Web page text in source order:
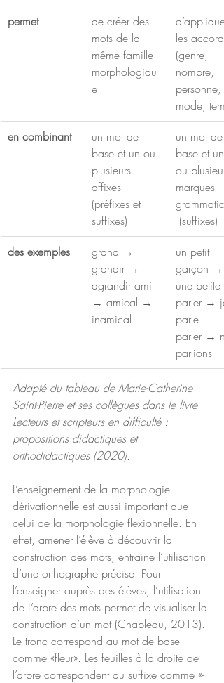
permet
de créer des
mots de la
même famille
morphologiqu
e
d’appliquer
les accords
(genre,
nombre,
personne,
mode,
en combinant
un mot de
base et un ou
plusieurs
affixes
(préfixes et
suffixes)
un mot de
base et
ou
marques
(suffixes)
des exemples
grand →
grandir →
agrandir ami
→ amical →
inamical
un petit
garçon →
une petite
parler → je
parle
parler →
parlions
Adapté du tableau de Marie-Catherine
Saint-Pierre et ses collègues dans le livre
Lecteurs et scripteurs en difficulté :
propositions didactiques et
orthodidactiques (2020).
L’enseignement de la morphologie
dérivationnelle est aussi important que
celui de la morphologie flexionnelle. En
effet, amener l’élève à découvrir la
construction des mots, entraine l’utilisation
d’une orthographe précise. Pour
l’enseigner auprès des élèves, l’utilisation
de L’arbre des mots permet de visualiser la
construction d’un mot (Chapleau, 2013).
Le tronc correspond au mot de base
comme «fleur». Les feuilles à la droite de
l’arbre correspondent au suffixe comme «-